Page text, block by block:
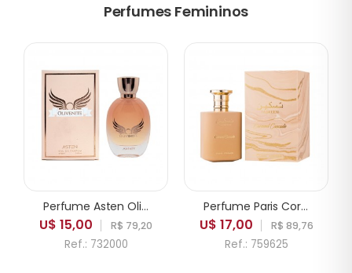
Perfumes Femininos
Perfume Asten Olivenite EDP Feminino 100ml
U$ 15,00 R$ 79,20
Ref.: 732000
Perfume Paris Corner Taskeen Caramel Cascade EDP Feminino 100ml
U$ 17,00 R$ 89,76
Ref.: 759625